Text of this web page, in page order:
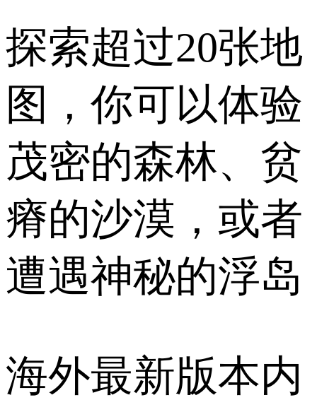
探索超过20张地
图，你可以体验
茂密的森林、贫
瘠的沙漠，或者
遭遇神秘的浮岛
海外最新版本内